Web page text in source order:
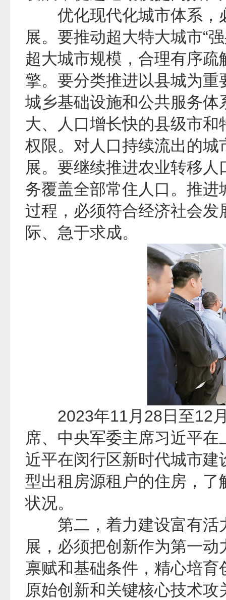
优化现代化城市体系，
展。要推动超大特大城市“
超大城市规模，合理有序
擎。要分类推进以县城为
城乡基础设施和公共服务
大、人口增长快的县级市
权限。对人口持续流出的
展。要继续推进农业转移
务覆盖全部常住人口。推
过程，必须符合经济社会
际、急于求成。
2023年11月28日至12月
席、中央军委主席习近平
近平在闵行区新时代城市
型出租房源租户的住房，
状况。
第二，着力建设富有活
展，必须把创新作为第一
禀赋和基础条件，精心培
原始创新和关键核心技术